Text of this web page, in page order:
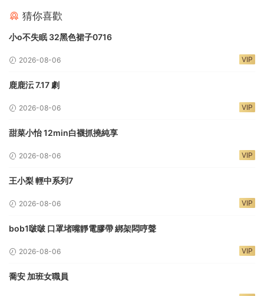
猜你喜歡
小o不失眠 32黑色裙子0716
2026-08-06 VIP
鹿鹿沄 7.17 劇
2026-08-06 VIP
甜菜小怡 12min白襪抓撓純享
2026-08-06 VIP
王小梨 輕中系列7
2026-08-06 VIP
bob1啵啵 口罩堵嘴靜電膠帶 綁架悶哼聲
2026-08-06 VIP
喬安 加班女職員